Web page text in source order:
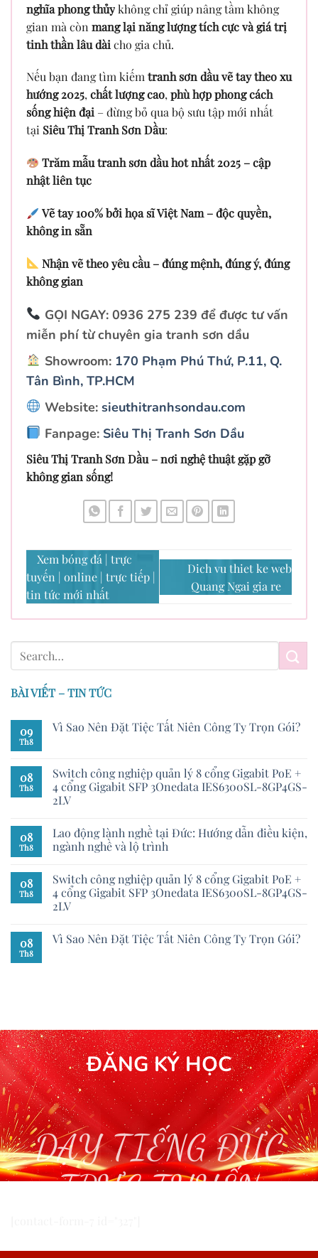
nghĩa phong thủykhông chỉ giúp nâng tầm không
gian mà còn mang lại năng lượng tích cực và giá trị
tinh thần lâu dài cho gia chủ.
Nếu bạn đang tìm kiếmtranh sơn dầu vẽ tay theo xu
hướng 2025,chất lượng cao,phù hợp phong cách
sống hiện đại – đừng bỏ qua bộ sưu tập mới nhất
tại Siêu Thị Tranh Sơn Dầu:
Trăm mẫu tranh sơn dầu hot nhất 2025 – cập
nhật liên tục
Vẽ tay 100% bởi họa sĩ Việt Nam – độc quyền,
không in sẵn
Nhận vẽ theo yêu cầu – đúng mệnh, đúng ý, đúng
không gian
GỌI NGAY: 0936 275 239 để được tư vấn
miễn phí từ chuyên gia tranh sơn dầu
Showroom:170 Phạm Phú Thứ, P.11, Q.
Tân Bình, TP.HCM
Website: sieuthitranhsondau.com
Fanpage: Siêu Thị Tranh Sơn Dầu
Siêu Thị Tranh Sơn Dầu – nơi nghệ thuật gặp gỡ
không gian sống!
Xem bóng đá | trực
tuyến | online | trực tiếp |
tin tức mới nhất
Dich vu thiet ke web
Quang Ngai gia re
BÀI VIẾT – TIN TỨC
09
Th8
Vì Sao Nên Đặt Tiệc Tất Niên Công Ty Trọn Gói?
08
Th8
Switch công nghiệp quản lý 8 cổng Gigabit PoE +
4 cổng Gigabit SFP 3Onedata IES6300SL-8GP4GS-
2LV
08
Th8
Lao động lành nghề tại Đức: Hướng dẫn điều kiện,
ngành nghề và lộ trình
08
Th8
Switch công nghiệp quản lý 8 cổng Gigabit PoE +
4 cổng Gigabit SFP 3Onedata IES6300SL-8GP4GS-
2LV
08
Th8
Vì Sao Nên Đặt Tiệc Tất Niên Công Ty Trọn Gói?
ĐĂNG KÝ HỌC
DẠY TIẾNG ĐỨC
TRỰC TUYẾN